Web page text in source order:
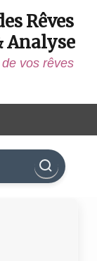
Rêves
Analyse
vos rêves